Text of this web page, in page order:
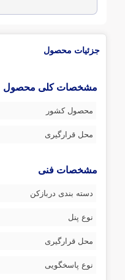
جزئیات محصول
مشخصات کلی محصول
محصول کشور
محل قرارگیری
مشخصات فنی
دسته بندی دربازکن
نوع پنل
محل قرارگیری
نوع پاسخگویی